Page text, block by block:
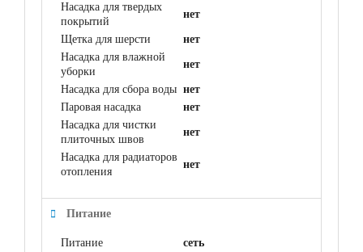
Насадка для твердых
покрытий
нет
Щетка для шерсти
нет
Насадка для влажной
уборки
нет
Насадка для сбора воды нет
Паровая насадка
нет
Насадка для чистки
плиточных швов
нет
Насадка для радиаторов
отопления
нет
Питание
Питание
сеть